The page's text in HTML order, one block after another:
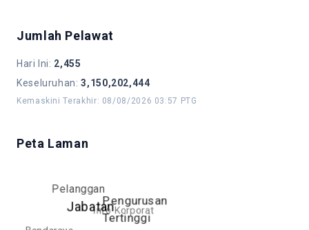
Jumlah Pelawat
Hari Ini: 2,455
Keseluruhan:3,150,202,444
Kemaskini Terakhir: 08/08/2026 03:57 PTG
Peta Laman
Pengurusan
Tertinggi
Jabatan
Info Korporat
Pelanggan